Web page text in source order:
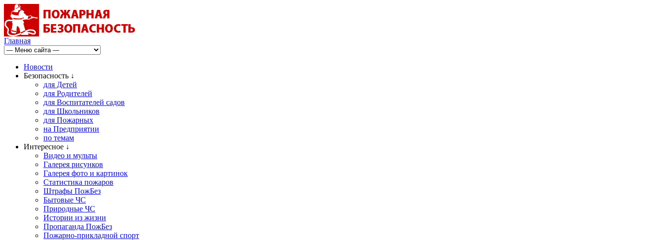
Главная
Новости
Безопасность ↓
для Детей
для Родителей
для Воспитателей садов
для Школьников
для Пожарных
на Предприятии
по темам
Интересное ↓
Видео и мульты
Галерея рисунков
Галерея фото и картинок
Статистика пожаров
Штрафы ПожБез
Бытовые ЧС
Природные ЧС
Истории из жизни
Пропаганда ПожБез
Пожарно-прикладной спорт